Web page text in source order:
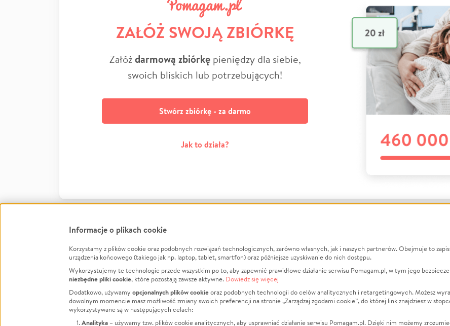
ZAŁÓŻ SWOJĄ ZBIÓRKĘ
Załóżdarmową zbiórkępieniędzy dla siebie,
swoich bliskich lub potrzebujących!
Stwórz zbiórkę - za darmo
Jak to działa?
FacebookTwitter Instagram
LinkedInTikTok Youtube
Informacje
Jak to działa?
Regulamin
Polityka Prywatności
O nas
Opinie
Raporty
Za darmo
Zbieraj
Leczenie
Zwierzęta
Pożar
Informacje o plikach cookie
Korzystamy z plików cookie oraz podobnych rozwiązań technologicznych, zarówno własnych, jak i naszych partnerów. Obejmuje to
urządzenia końcowego (takiego jak np. laptop, tablet, smartfon) oraz późniejsze uzyskiwanie do nich dostępu.
Wykorzystujemy te technologie przede wszystkim po to, aby zapewnić prawidłowe działanie serwisu Pomagam.pl, w tym jego
niezbędne pliki cookie, które pozostają zawsze aktywne. Dowiedz się więcej
Dodatkowo, używamy opcjonalnych plików cookieoraz podobnych technologii do celów analitycznych i retargetingowych. Możesz
dowolnym momencie masz możliwość zmiany swoich preferencji na stronie „Zarządzaj zgodami cookie”, do której link znajdziesz w
wykorzystywane są w następujących celach:
Analityka – używamy tzw. plików cookie analitycznych, aby usprawniać działanie serwisu Pomagam.pl. Dzięki nim możemy